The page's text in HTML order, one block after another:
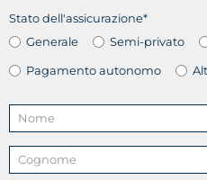
Stato dell'assicurazione*
Generale
Semi-privato
Pagamento autonomo